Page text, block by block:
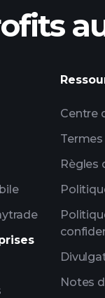
Centre
Règles
Notes